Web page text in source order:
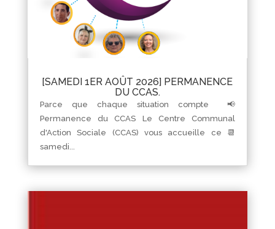
[SAMEDI 1ER AOÛT 2026] PERMANENCE
DU CCAS.
Parce que chaque situation compte 📢
Permanence du CCAS Le Centre Communal
d'Action Sociale (CCAS) vous accueille ce 📆
samedi...